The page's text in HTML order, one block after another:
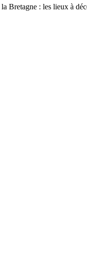
: les lieux à